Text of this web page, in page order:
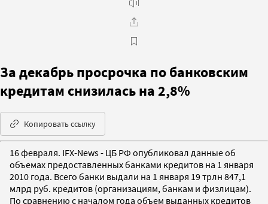
За декабрь просрочка по банковским
кредитам снизилась на 2,8%
Копировать ссылку
16 февраля. IFX-News - ЦБ РФ опубликовал данные об
объемах предоставленных банками кредитов на 1 января
2010 года. Всего банки выдали на 1 января 19 трлн 847,1
млрд руб. кредитов (организациям, банкам и физлицам).
По сравнению с началом года объем выданных кредитов